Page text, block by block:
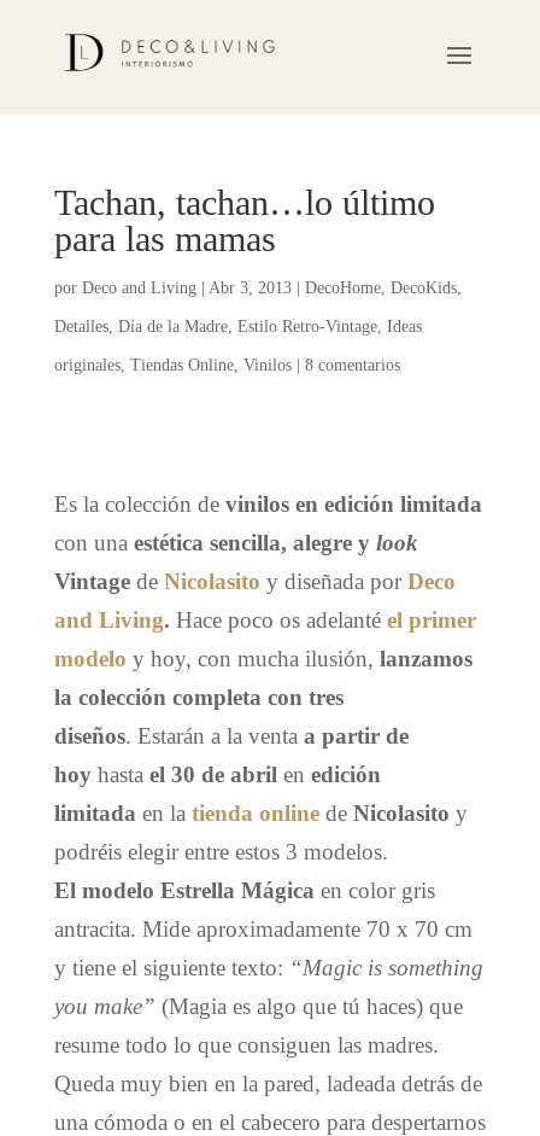
Tachan, tachan…lo último
para las mamas
por Deco and Living| Abr 3, 2013| DecoHome, DecoKids,
Detalles, Día de la Madre, Estilo Retro-Vintage, Ideas
originales, Tiendas Online, Vinilos| 8 comentarios
Es la colección de vinilos en edición limitada
con una estética sencilla, alegre ylook
Vintage de Nicolasito y diseñada porDeco
and Living. Hace poco os adelanté el primer
modelo y hoy, con mucha ilusión, lanzamos
la colección completa con tres
diseños. Estarán a la venta a partir de
hoy hasta el 30 de abril en edición
limitada en la tienda online de Nicolasito y
podréis elegir entre estos 3 modelos.
El modelo Estrella Mágica en color gris
antracita. Mide aproximadamente 70 x 70 cm
y tiene el siguiente texto: “Magic is something
you make” (Magia es algo que tú haces) que
resume todo lo que consiguen las madres.
Queda muy bien en la pared, ladeada detrás de
una cómoda o en el cabecero para despertarnos